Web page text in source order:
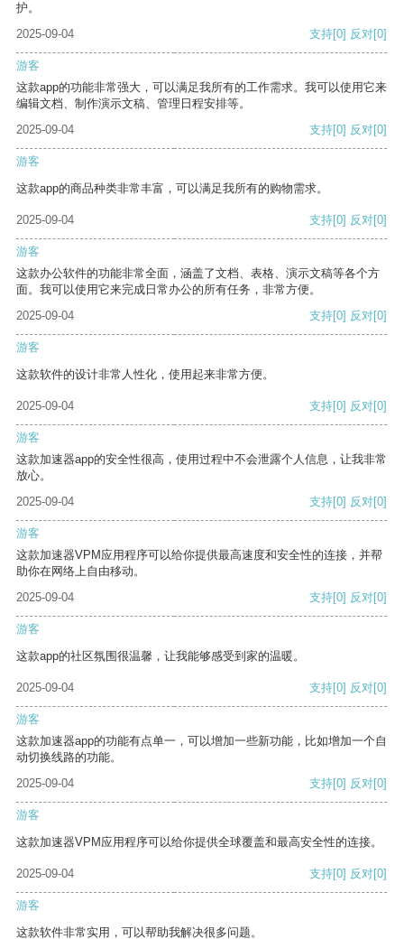
护。
2025-09-04
支持[0] 反对[0]
游客
这款app的功能非常强大，可以满足我所有的工作需求。我可以使用它来
编辑文档、制作演示文稿、管理日程安排等。
2025-09-04
支持[0] 反对[0]
游客
这款app的商品种类非常丰富，可以满足我所有的购物需求。
2025-09-04 支持[0] 反对[0]
游客
这款办公软件的功能非常全面，涵盖了文档、表格、演示文稿等各个方
面。我可以使用它来完成日常办公的所有任务，非常方便。
2025-09-04
支持[0] 反对[0]
游客
这款软件的设计非常人性化，使用起来非常方便。
2025-09-04 支持[0] 反对[0]
游客
这款加速器app的安全性很高，使用过程中不会泄露个人信息，让我非常
放心。
2025-09-04
支持[0] 反对[0]
游客
这款加速器VPM应用程序可以给你提供最高速度和安全性的连接，并帮
助你在网络上自由移动。
2025-09-04
支持[0] 反对[0]
游客
这款app的社区氛围很温馨，让我能够感受到家的温暖。
2025-09-04 支持[0] 反对[0]
游客
这款加速器app的功能有点单一，可以增加一些新功能，比如增加一个自
动切换线路的功能。
2025-09-04
支持[0] 反对[0]
游客
这款加速器VPM应用程序可以给你提供全球覆盖和最高安全性的连接。
2025-09-04 支持[0] 反对[0]
游客
这款软件非常实用，可以帮助我解决很多问题。